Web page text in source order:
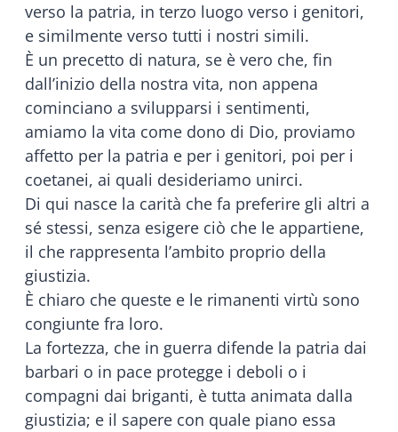
verso la patria, in terzo luogo verso i genitori,
e similmente verso tutti i nostri simili.
È un precetto di natura, se è vero che, fin
dall’inizio della nostra vita, non appena
cominciano a svilupparsi i sentimenti,
amiamo la vita come dono di Dio, proviamo
affetto per la patria e per i genitori, poi per i
coetanei, ai quali desideriamo unirci.
Di qui nasce la carità che fa preferire gli altri a
sé stessi, senza esigere ciò che le appartiene,
il che rappresenta l’ambito proprio della
giustizia.
È chiaro che queste e le rimanenti virtù sono
congiun­te fra loro.
La fortezza, che in guerra difende la patria dai
barbari o in pace protegge i deboli o i
compagni dai briganti, è tutta animata dalla
giustizia; e il sapere con quale piano essa